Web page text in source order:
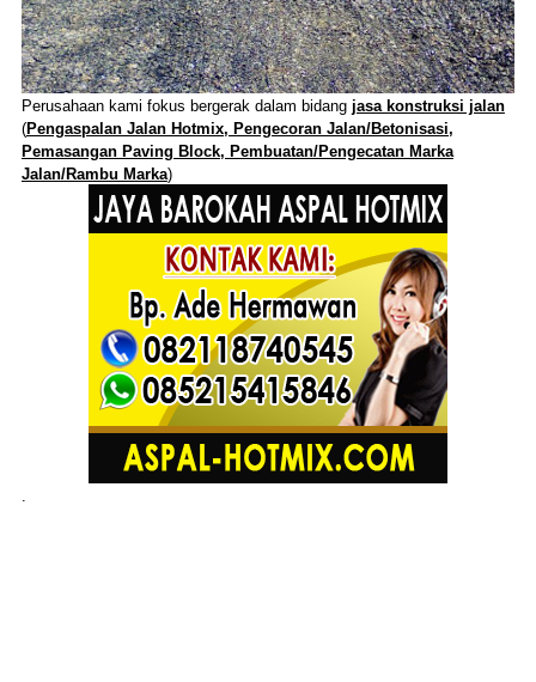
Perusahaan kami fokus bergerak dalam bidang jasa konstruksi jalan
(Pengaspalan Jalan Hotmix, Pengecoran Jalan/Betonisasi,
Pemasangan Paving Block, Pembuatan/Pengecatan Marka
Jalan/Rambu Marka)